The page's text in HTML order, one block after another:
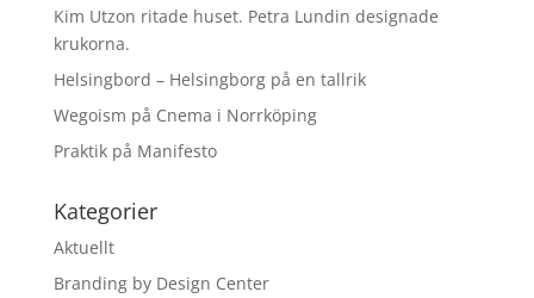
Kim Utzon ritade huset. Petra Lundin designade
krukorna.
Helsingbord – Helsingborg på en tallrik
Wegoism på Cnema i Norrköping
Praktik på Manifesto
Kategorier
Aktuellt
Branding by Design Center